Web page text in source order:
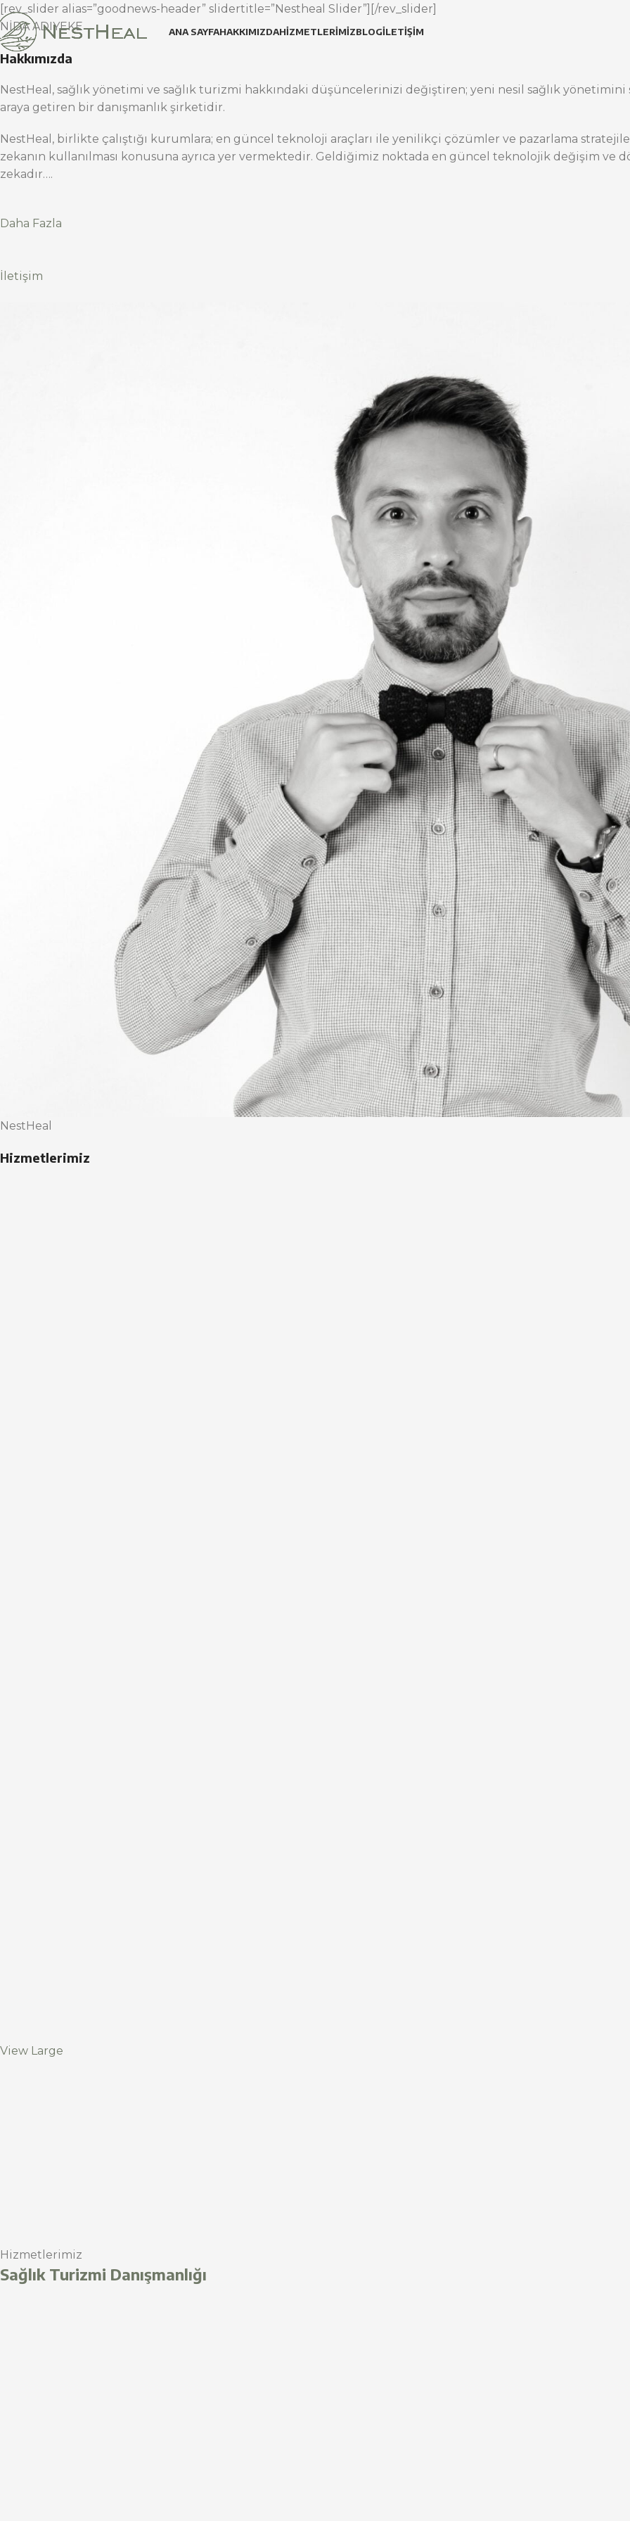
ANA SAYFAHAKKIMIZDAHIZMETLERIMIZBLOGİLETIŞIM
[rev_slider alias=”goodnews-header” slidertitle=”Nestheal Slider”][/rev_slider]
NİDA ADIYEKE
Hakkımızda
NestHeal, sağlık yönetimi ve sağlık turizmi hakkındaki düşüncelerinizi değiştiren; yeni nesil sağlık
araya getiren bir danışmanlık şirketidir.
NestHeal, birlikte çalıştığı kurumlara; en güncel teknoloji araçları ile yenilikçi çözümler ve pazarlama
zekanın kullanılması konusuna ayrıca yer vermektedir. Geldiğimiz noktada en güncel teknolojik değişim ve
zekadır….
Daha Fazla
İletişim
NestHeal
Hizmetlerimiz
View Large
Hizmetlerimiz
Sağlık Turizmi Danışmanlığı